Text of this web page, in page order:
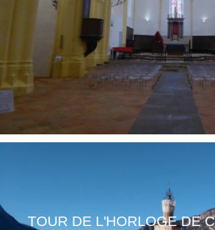
TOUR DE L'HORLOGE DE